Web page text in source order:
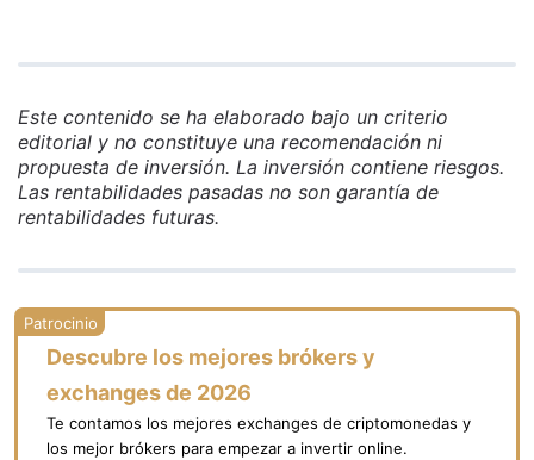
Este contenido se ha elaborado bajo un criterio
editorial y no constituye una recomendación ni
propuesta de inversión. La inversión contiene riesgos.
Las rentabilidades pasadas no son garantía de
rentabilidades futuras.
Descubre los mejores brókers y
exchanges de 2026
Te contamos los mejores exchanges de criptomonedas y
los mejor brókers para empezar a invertir online.